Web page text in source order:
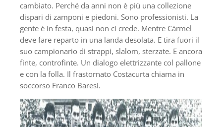
cambiato. Perché da anni non è più una collezione
dispari di zamponi e piedoni. Sono professionisti. La
gente è in festa, quasi non ci crede. Mentre Càrmel
deve fare reparto in una landa desolata. E tira fuori il
suo campionario di strappi, slalom, sterzate. E ancora
finte, controfinte. Un dialogo elettrizzante col pallone
e con la folla. Il frastornato Costacurta chiama in
soccorso Franco Baresi.